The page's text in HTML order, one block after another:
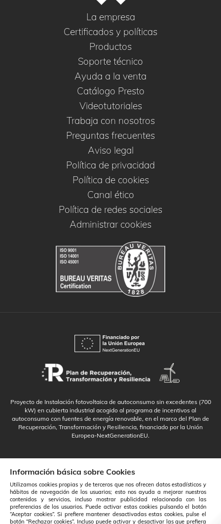
La empresa
Certificados y políticas
Productos
Soporte técnico
Ayuda a la venta
Catálogo Presto
Videotutoriales
Trabaja con nosotros
Preguntas frecuentes
Aviso legal
Política de privacidad
Política de cookies
Canal ético
Política de redes sociales
Administrar cookies
Proyecto de Instalación fotovoltaica de autoconsumo sin excedentes (700
kW) en cubierta industrial acogido al programa de incentivos al
autoconsumo con fuentes de energía renovable, en el marco del Plan de
Recuperación, Transformación y Resiliencia, financiado por la Unión
Europea-NextGenerationEU.
Información básica sobre Cookies
Utilizamos cookies propias y de terceros que nos ofrecen datos estadísticos y
hábitos de navegación de los usuarios; esto nos ayuda a mejorar nuestros
contenidos y servicios, incluso mostrar publicidad relacionada con las
preferencias de los usuarios. Puede activar estas cookies pulsando el botón
“Aceptar cookies”. Si prefiere mantener desactivadas estas cookies, pulse el
botón “Rechazar cookies”. Incluso puede activar y desactivar las que prefiera